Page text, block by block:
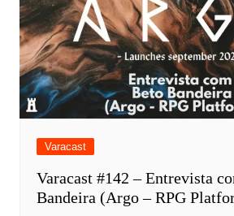
Varacast
Varacast #142 – Entrevista
Bandeira (Argo – RPG